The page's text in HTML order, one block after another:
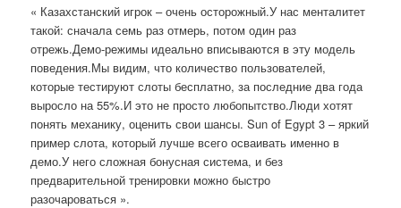
« Казахстанский игрок – очень осторожный.У нас менталитет
такой: сначала семь раз отмерь, потом один раз
отрежь.Демо-режимы идеально вписываются в эту модель
поведения.Мы видим, что количество пользователей,
которые тестируют слоты бесплатно, за последние два года
выросло на 55%.И это не просто любопытство.Люди хотят
понять механику, оценить свои шансы. Sun of Egypt 3 – яркий
пример слота, который лучше всего осваивать именно в
демо.У него сложная бонусная система, и без
предварительной тренировки можно быстро
разочароваться ».